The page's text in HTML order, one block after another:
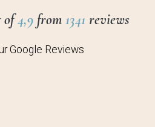
of4,9from 1341 reviews
Google Reviews